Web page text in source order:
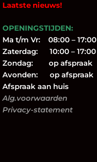
Laatste nieuws!
OPENINGSTIJDEN:
Ma t/m Vr: 08:00 – 17:00
Zaterdag: 10:00 – 17:00
Zondag: op afspraak
Avonden: op afspraak
Afspraak aan huis
Alg.voorwaarden
Privacy-statement